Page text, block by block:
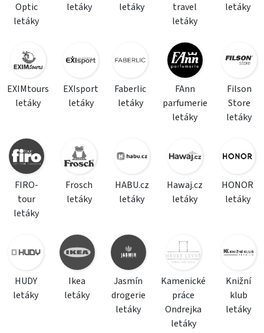
Optic
letáky
letáky
letáky
travel
letáky
letáky
EXIMtours
letáky
EXIsport
letáky
Faberlic
letáky
FAnn
parfumerie
letáky
Filson
Store
letáky
FIRO-
tour
letáky
Frosch
letáky
HABU.cz
letáky
Hawaj.cz
letáky
HONOR
letáky
HUDY
letáky
Ikea
letáky
Jasmín
drogerie
letáky
Kamenické
práce
Ondrejka
letáky
Knižní
klub
letáky